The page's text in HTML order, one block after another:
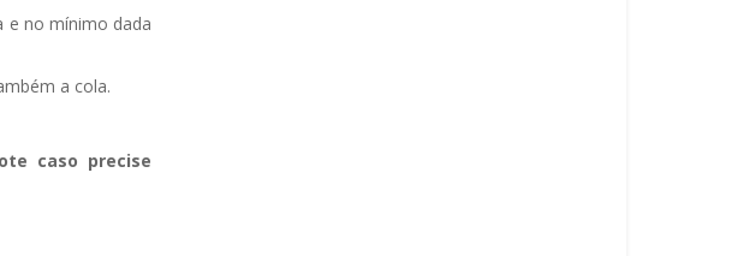
e no mínimo dada
a cola.
caso precise